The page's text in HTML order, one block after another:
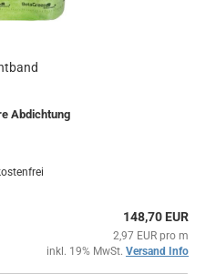
Abdichtung
148,70 EUR
2,97 EUR pro m
inkl. 19% MwSt. Versand Info